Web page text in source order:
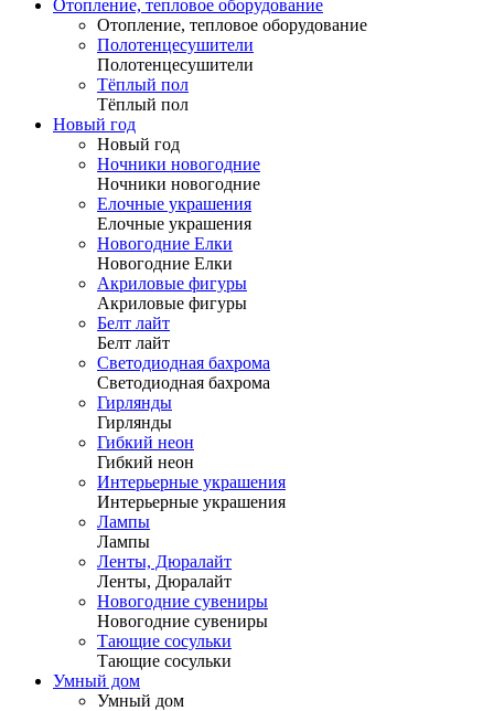
Отопление, тепловое оборудование
Отопление, тепловое оборудование
Полотенцесушители
Полотенцесушители
Тёплый пол
Тёплый пол
Новый год
Новый год
Ночники новогодние
Ночники новогодние
Елочные украшения
Елочные украшения
Новогодние Елки
Новогодние Елки
Акриловые фигуры
Акриловые фигуры
Белт лайт
Белт лайт
Светодиодная бахрома
Светодиодная бахрома
Гирлянды
Гирлянды
Гибкий неон
Гибкий неон
Интерьерные украшения
Интерьерные украшения
Лампы
Лампы
Ленты, Дюралайт
Ленты, Дюралайт
Новогодние сувениры
Новогодние сувениры
Тающие сосульки
Тающие сосульки
Умный дом
Умный дом